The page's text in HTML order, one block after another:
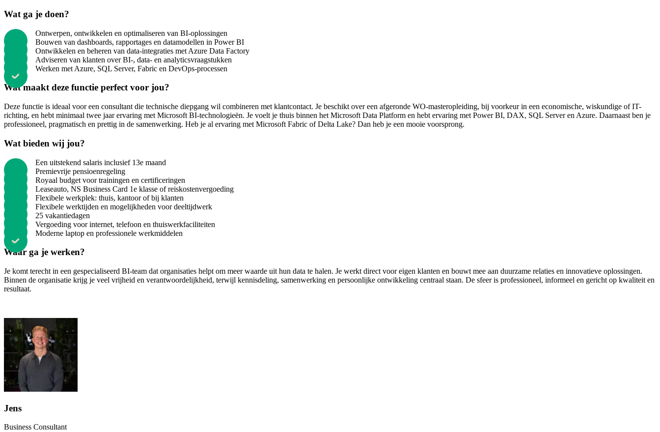
Wat ga je doen?
Ontwerpen, ontwikkelen en optimaliseren van BI-oplossingen
Bouwen van dashboards, rapportages en datamodellen in Power BI
Ontwikkelen en beheren van data-integraties met Azure Data Factory
Adviseren van klanten over BI-, data- en analyticsvraagstukken
Werken met Azure, SQL Server, Fabric en DevOps-processen
Wat maakt deze functie perfect voor jou?
Deze functie is ideaal voor een consultant die technische diepgang wil combineren met klantcontact. Je beschikt over een afgeronde WO-masteropleiding, bij voorkeur in een economische, wiskundige of IT-
richting, en hebt minimaal twee jaar ervaring met Microsoft BI-technologieën. Je voelt je thuis binnen het Microsoft Data Platform en hebt ervaring met Power BI, DAX, SQL Server en Azure. Daarnaast ben je
professioneel, pragmatisch en prettig in de samenwerking. Heb je al ervaring met Microsoft Fabric of Delta Lake? Dan heb je een mooie voorsprong.
Wat bieden wij jou?
Een uitstekend salaris inclusief 13e maand
Premievrije pensioenregeling
Royaal budget voor trainingen en certificeringen
Leaseauto, NS Business Card 1e klasse of reiskostenvergoeding
Flexibele werkplek: thuis, kantoor of bij klanten
Flexibele werktijden en mogelijkheden voor deeltijdwerk
25 vakantiedagen
Vergoeding voor internet, telefoon en thuiswerkfaciliteiten
Moderne laptop en professionele werkmiddelen
Waar ga je werken?
Je komt terecht in een gespecialiseerd BI-team dat organisaties helpt om meer waarde uit hun data te halen. Je werkt direct voor eigen klanten en bouwt mee aan duurzame relaties en innovatieve oplossingen.
Binnen de organisatie krijg je veel vrijheid en verantwoordelijkheid, terwijl kennisdeling, samenwerking en persoonlijke ontwikkeling centraal staan. De sfeer is professioneel, informeel en gericht op kwaliteit en
resultaat.
Jens
Business Consultant